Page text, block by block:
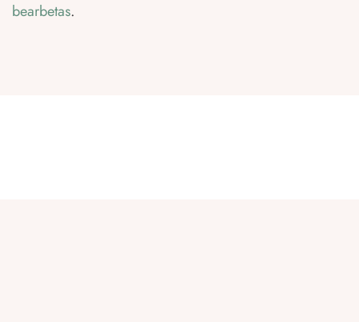
bearbetas.